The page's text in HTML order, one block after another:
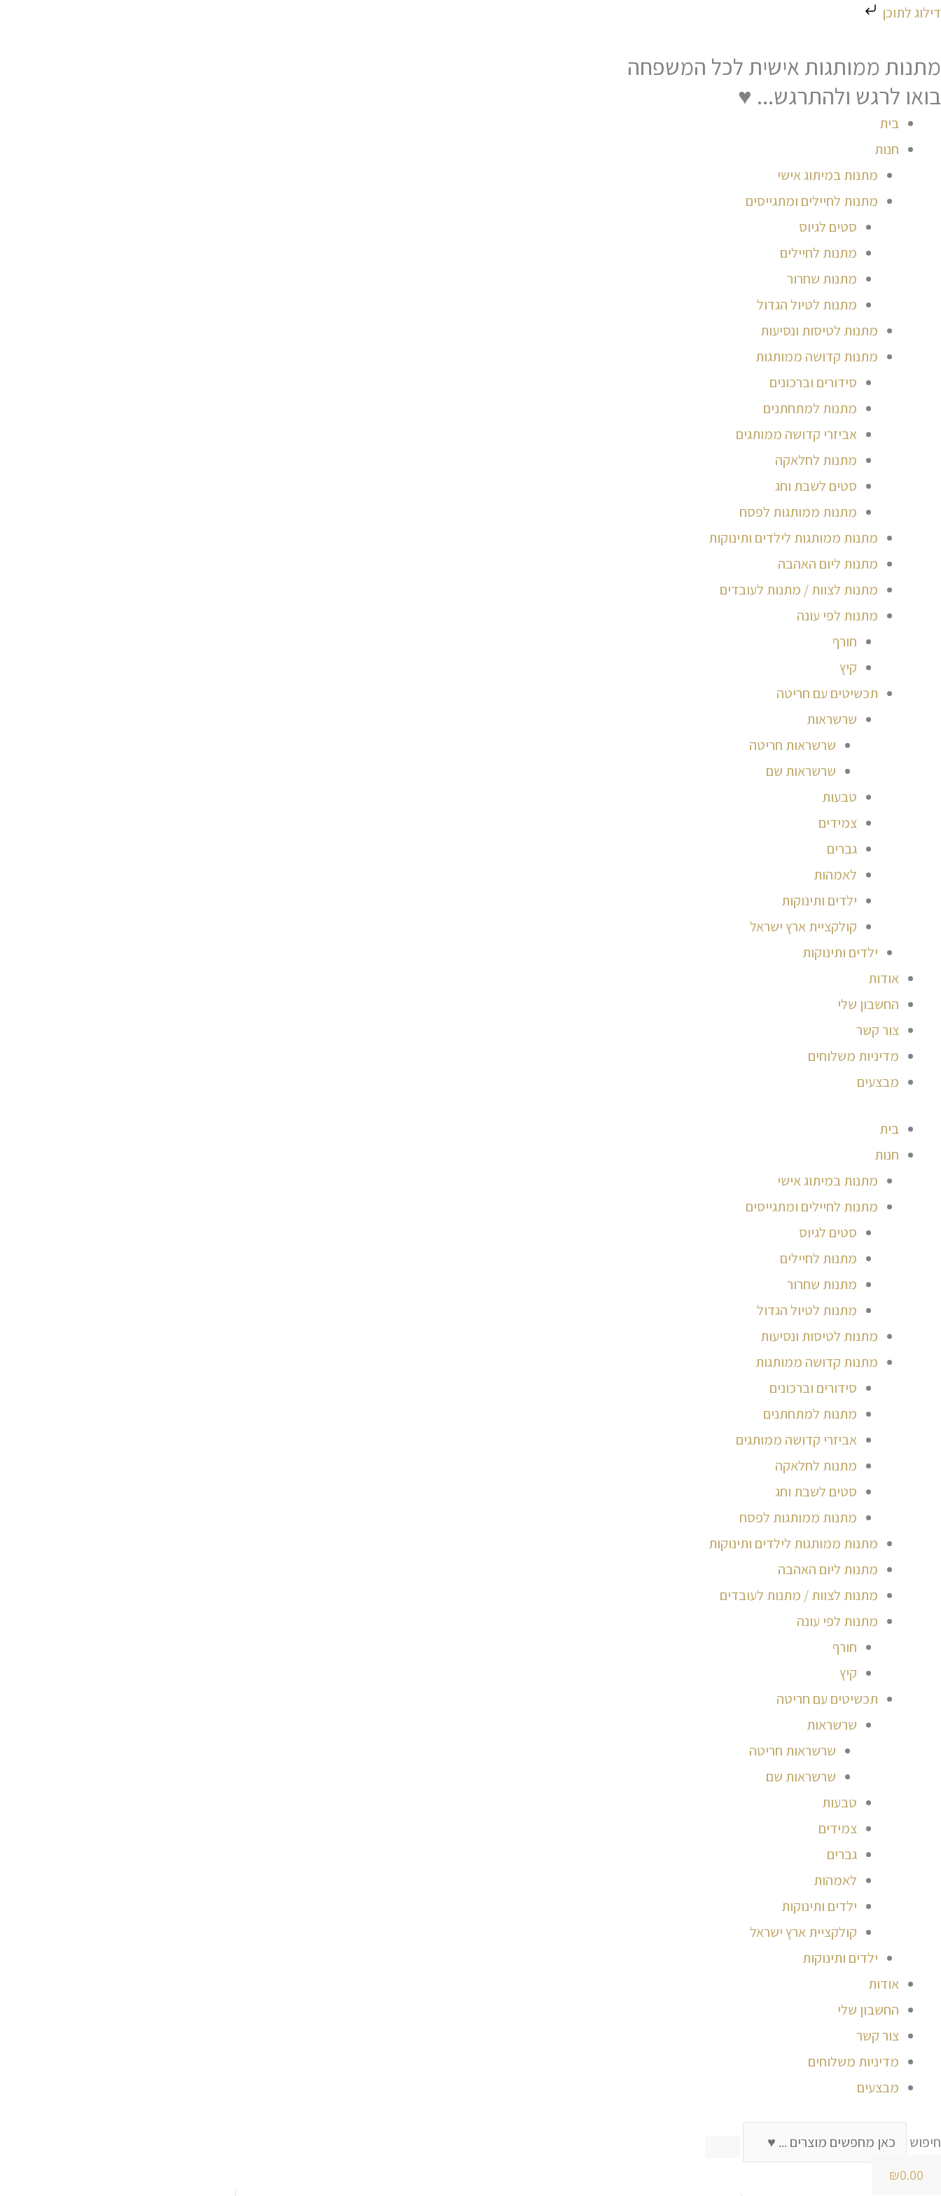
דילוג לתוכן
דילוג
מתנות ממותגות אישית לכל המשפחה
בואו לרגש ולהתרגש... ♥
בית
חנות
מתנות במיתוג אישי
מתנות לחיילים ומתגייסים
סטים לגיוס
מתנות לחיילים
מתנות שחרור
מתנות לטיול הגדול
מתנות לטיסות ונסיעות
מתנות קדושה ממותגות
סידורים וברכונים
מתנות למתחתנים
אביזרי קדושה ממותגים
מתנות לחלאקה
סטים לשבת וחג
מתנות ממותגות לפסח
מתנות ממותגות לילדים ותינוקות
מתנות ליום האהבה
מתנות לצוות / מתנות לעובדים
מתנות לפי עונה
חורף
קיץ
תכשיטים עם חריטה
שרשראות
שרשראות חריטה
שרשראות שם
טבעות
צמידים
גברים
לאמהות
ילדים ותינוקות
קולקציית ארץ ישראל
ילדים ותינוקות
אודות
החשבון שלי
צור קשר
מדיניות משלוחים
מבצעים
בית
חנות
מתנות במיתוג אישי
מתנות לחיילים ומתגייסים
סטים לגיוס
מתנות לחיילים
מתנות שחרור
מתנות לטיול הגדול
מתנות לטיסות ונסיעות
מתנות קדושה ממותגות
סידורים וברכונים
מתנות למתחתנים
אביזרי קדושה ממותגים
מתנות לחלאקה
סטים לשבת וחג
מתנות ממותגות לפסח
מתנות ממותגות לילדים ותינוקות
מתנות ליום האהבה
מתנות לצוות / מתנות לעובדים
מתנות לפי עונה
חורף
קיץ
תכשיטים עם חריטה
שרשראות
שרשראות חריטה
שרשראות שם
טבעות
צמידים
גברים
לאמהות
ילדים ותינוקות
קולקציית ארץ ישראל
ילדים ותינוקות
אודות
החשבון שלי
צור קשר
מדיניות משלוחים
מבצעים
חיפוש
₪0.00